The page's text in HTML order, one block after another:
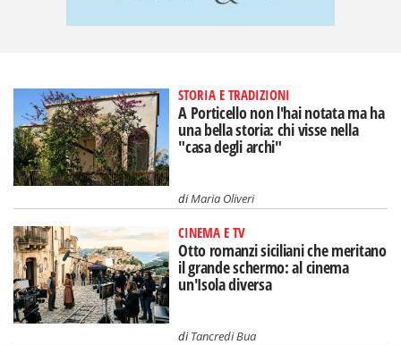
STORIA E TRADIZIONI
A Porticello non l'hai notata ma ha
una bella storia: chi visse nella
"casa degli archi"
diMaria Oliveri
CINEMA E TV
Otto romanzi siciliani che meritano
il grande schermo: al cinema
un'Isola diversa
diTancredi Bua